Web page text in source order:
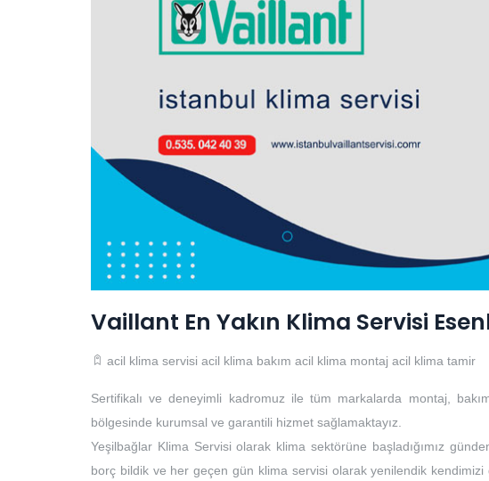
Vaillant En Yakın Klima Servisi
acil klima servisi acil klima bakım acil klima montaj acil klima tamir
Sertifikalı ve deneyimli kadromuz ile tüm markalarda montaj,
bölgesinde kurumsal ve garantili hizmet sağlamaktayız.
Yeşilbağlar Klima Servisi olarak klima sektörüne başladığımız
borç bildik ve her geçen gün klima servisi olarak yenilendik